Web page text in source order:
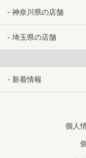
神奈川県の店舗
埼玉県の店舗
新着情報
個人